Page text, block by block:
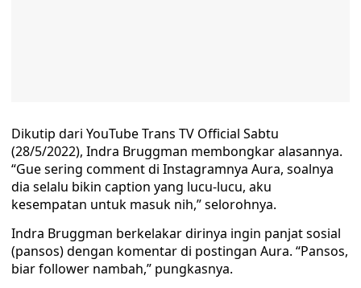
Dikutip dari YouTube Trans TV Official Sabtu
(28/5/2022), Indra Bruggman membongkar alasannya.
“Gue sering comment di Instagramnya Aura, soalnya
dia selalu bikin caption yang lucu-lucu, aku
kesempatan untuk masuk nih,” selorohnya.
Indra Bruggman berkelakar dirinya ingin panjat sosial
(pansos) dengan komentar di postingan Aura. “Pansos,
biar follower nambah,” pungkasnya.